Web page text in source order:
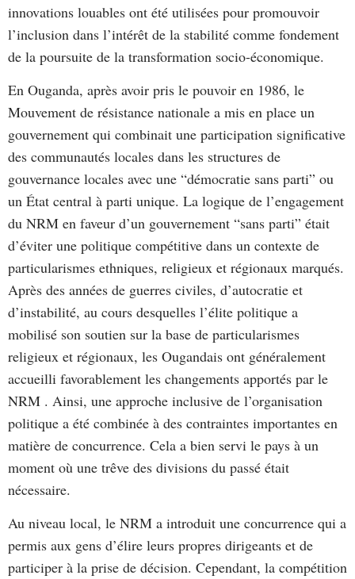
innovations louables ont été utilisées pour promouvoir
l’inclusion dans l’intérêt de la stabilité comme fondement
de la poursuite de la transformation socio-économique.
En Ouganda, après avoir pris le pouvoir en 1986, le
Mouvement de résistance nationale a mis en place un
gouvernement qui combinait une participation significative
des communautés locales dans les structures de
gouvernance locales avec une “démocratie sans parti” ou
un État central à parti unique. La logique de l’engagement
du NRM en faveur d’un gouvernement “sans parti” était
d’éviter une politique compétitive dans un contexte de
particularismes ethniques, religieux et régionaux marqués.
Après des années de guerres civiles, d’autocratie et
d’instabilité, au cours desquelles l’élite politique a
mobilisé son soutien sur la base de particularismes
religieux et régionaux, les Ougandais ont généralement
accueilli favorablement les changements apportés par le
NRM . Ainsi, une approche inclusive de l’organisation
politique a été combinée à des contraintes importantes en
matière de concurrence. Cela a bien servi le pays à un
moment où une trêve des divisions du passé était
nécessaire.
Au niveau local, le NRM a introduit une concurrence qui a
permis aux gens d’élire leurs propres dirigeants et de
participer à la prise de décision. Cependant, la compétition